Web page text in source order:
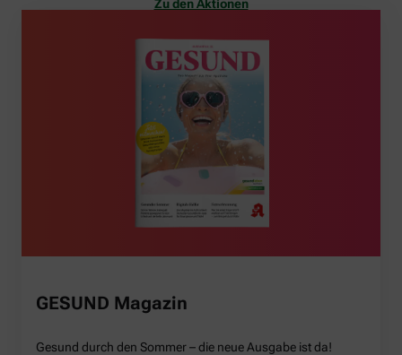
Zu den Aktionen
GESUND Magazin
Gesund durch den Sommer – die neue Ausgabe ist da!